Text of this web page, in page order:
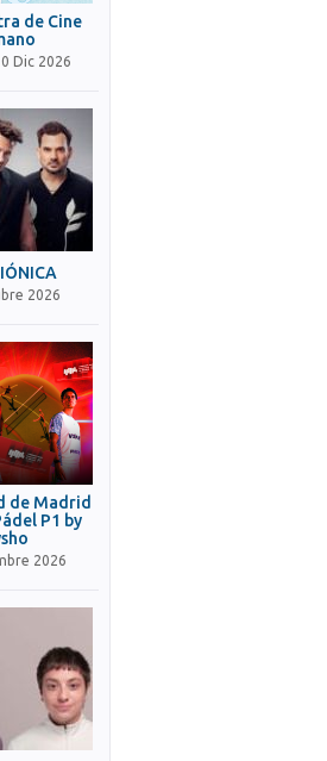
de Cine
Dic 2026
2026
de Madrid
P1 by
2026